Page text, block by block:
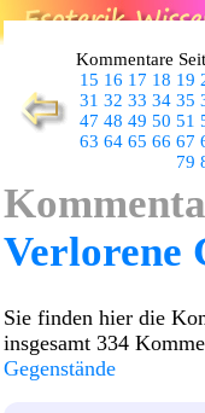
Kommentare
15 16 17 18 19
31 32 33 34 35
47 48 49 50 51
63 64 65 66 67
79
Verlorene
Sie finden hier die
insgesamt 334
Gegenstände